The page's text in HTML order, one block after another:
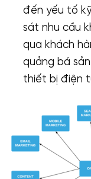
đến yếu tố
sát nhu cầu
qua khách
quảng bá
thiết bị điện